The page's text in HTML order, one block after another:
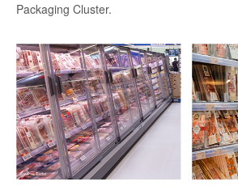
Packaging Cluster.